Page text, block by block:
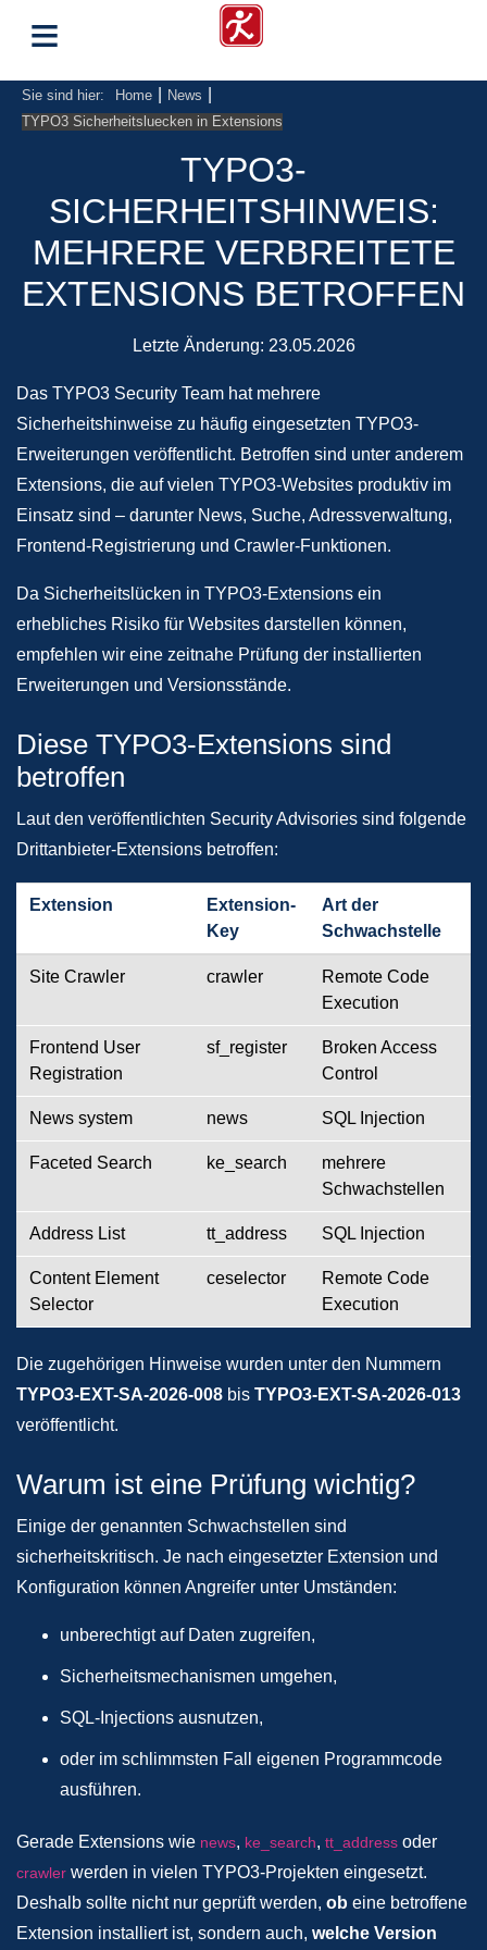
≡
Sie sind hier: Home News
TYPO3 Sicherheitsluecken in Extensions
TYPO3-
SICHERHEITSHINWEIS:
MEHRERE VERBREITETE
EXTENSIONS BETROFFEN
Letzte Änderung: 23.05.2026
Das TYPO3 Security Team hat mehrere
Sicherheitshinweise zu häufig eingesetzten TYPO3-
Erweiterungen veröffentlicht. Betroffen sind unter anderem
Extensions, die auf vielen TYPO3-Websites produktiv im
Einsatz sind – darunter News, Suche, Adressverwaltung,
Frontend-Registrierung und Crawler-Funktionen.
Da Sicherheitslücken in TYPO3-Extensions ein
erhebliches Risiko für Websites darstellen können,
empfehlen wir eine zeitnahe Prüfung der installierten
Erweiterungen und Versionsstände.
Diese TYPO3-Extensions sind
betroffen
Laut den veröffentlichten Security Advisories sind folgende
Drittanbieter-Extensions betroffen:
Extension
Extension-
Key
Art der
Schwachstelle
Site Crawler crawler
Remote Code
Execution
Frontend User
Registration
sf_register
Broken Access
Control
News system news SQL Injection
Faceted Search ke_search
mehrere
Schwachstellen
Address List tt_address SQL Injection
Content Element
Selector
ceselector
Remote Code
Execution
Die zugehörigen Hinweise wurden unter den Nummern
TYPO3-EXT-SA-2026-008 bis TYPO3-EXT-SA-2026-013
veröffentlicht.
Warum ist eine Prüfung wichtig?
Einige der genannten Schwachstellen sind
sicherheitskritisch. Je nach eingesetzter Extension und
Konfiguration können Angreifer unter Umständen:
unberechtigt auf Daten zugreifen,
Sicherheitsmechanismen umgehen,
SQL-Injections ausnutzen,
oder im schlimmsten Fall eigenen Programmcode
ausführen.
Gerade Extensions wie news, ke_search, tt_address oder
crawler werden in vielen TYPO3-Projekten eingesetzt.
Deshalb sollte nicht nur geprüft werden, ob eine betroffene
Extension installiert ist, sondern auch, welche Version